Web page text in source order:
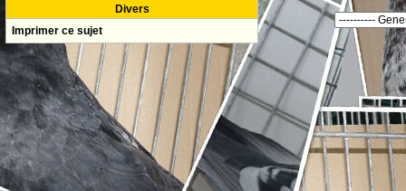
Divers
Imprimer ce sujet